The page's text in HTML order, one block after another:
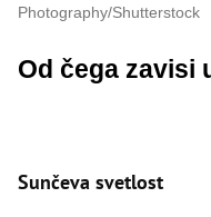
Photography/Shutterstock
Od čega zavisi
Sunčeva svetlost